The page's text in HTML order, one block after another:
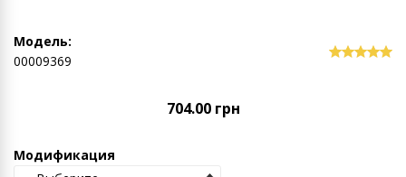
Модель:
00009369
704.00 грн
Модификация